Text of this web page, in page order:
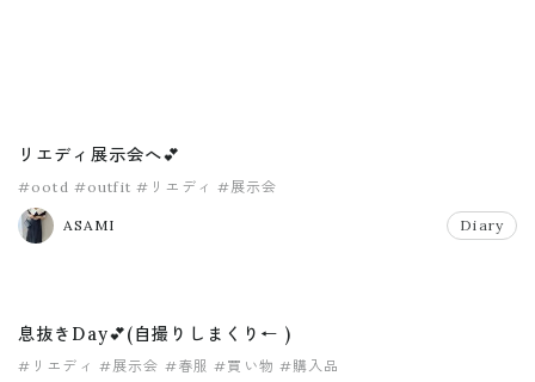
リエディ展示会へ💕
#ootd #outfit #リエディ #展示会
ASAMI Diary
息抜きDay💕(自撮りしまくり← )
#リエディ #展示会 #春服 #買い物 #購入品